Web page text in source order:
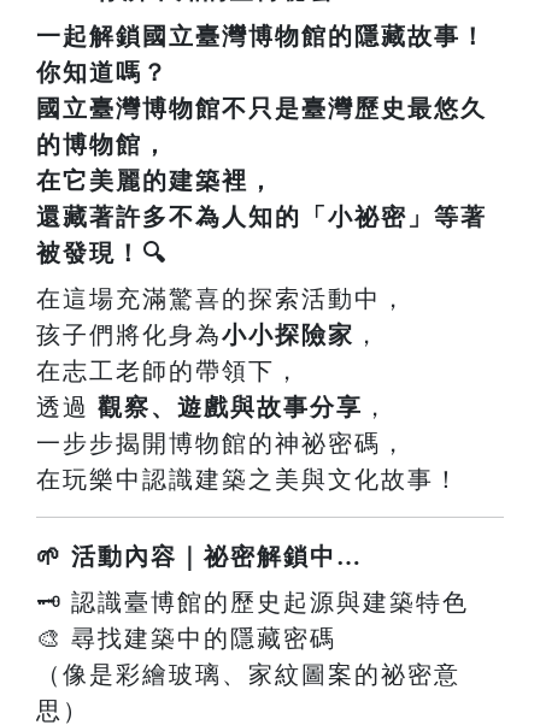
一起解鎖國立臺灣博物館的隱藏故事！
你知道嗎？
國立臺灣博物館不只是臺灣歷史最悠久
的博物館，
在它美麗的建築裡，
還藏著許多不為人知的「小祕密」等著
被發現！🔍
在這場充滿驚喜的探索活動中，
孩子們將化身為小小探險家 ，
在志工老師的帶領下，
透過 觀察、遊戲與故事分享 ，
一步步揭開博物館的神祕密碼，
在玩樂中認識建築之美與文化故事！
🌱 活動內容｜祕密解鎖中…
🗝️ 認識臺博館的歷史起源與建築特色
🎨 尋找建築中的隱藏密碼
（像是彩繪玻璃、家紋圖案的祕密意
思）